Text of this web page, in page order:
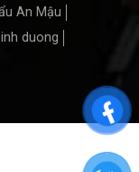
An Mậu
duong